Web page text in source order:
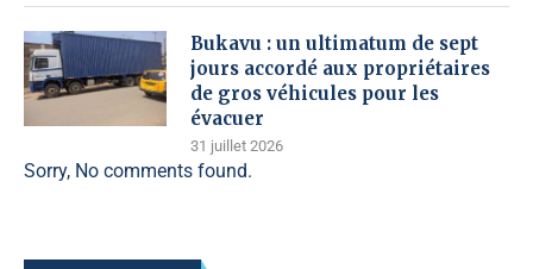
Bukavu : un ultimatum de sept
jours accordé aux propriétaires
de gros véhicules pour les
évacuer
31 juillet 2026
Sorry, No comments found.